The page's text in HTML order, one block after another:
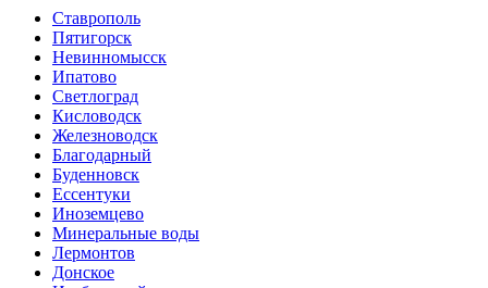
Ставрополь
Пятигорск
Невинномысск
Ипатово
Светлоград
Кисловодск
Железноводск
Благодарный
Буденновск
Ессентуки
Иноземцево
Минеральные воды
Лермонтов
Донское